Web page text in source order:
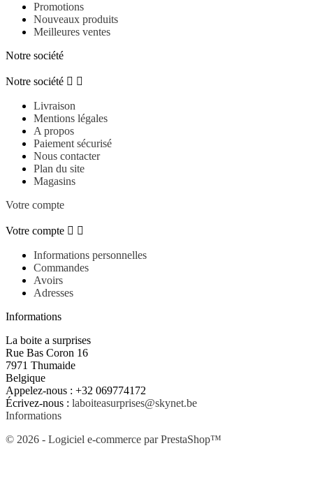
Promotions
Nouveaux produits
Meilleures ventes
Notre société
Notre société  
Livraison
Mentions légales
A propos
Paiement sécurisé
Nous contacter
Plan du site
Magasins
Votre compte
Votre compte  
Informations personnelles
Commandes
Avoirs
Adresses
Informations
La boite a surprises
Rue Bas Coron 16
7971 Thumaide
Belgique
Appelez-nous : +32 069774172
Écrivez-nous : laboiteasurprises@skynet.be
Informations
© 2026 - Logiciel e-commerce par PrestaShop™